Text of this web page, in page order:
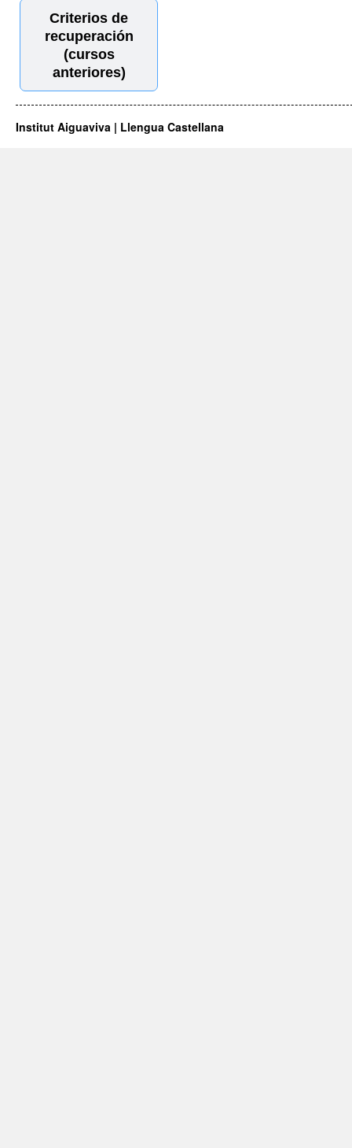
Criterios de
recuperación
(cursos
anteriores)
Institut Aiguaviva | Llengua Castellana